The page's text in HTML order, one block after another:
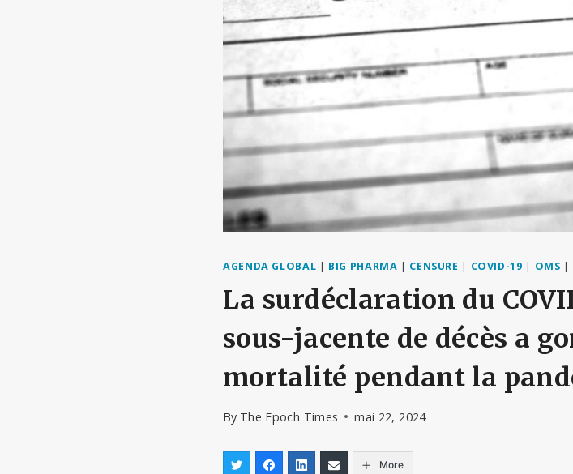
AGENDA GLOBAL | BIG PHARMA | CENSURE | COVID-19 | OMS |
La surdéclaration du
sous-jacente de décès a
mortalité pendant la
By The Epoch Times mai 22, 2024
More